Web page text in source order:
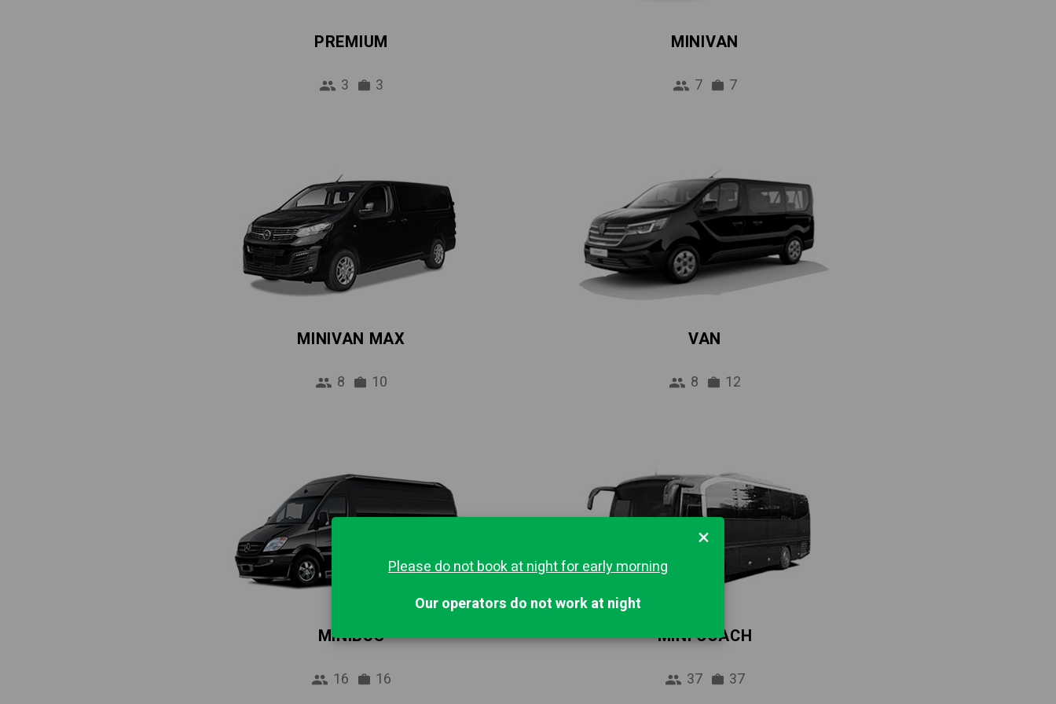
PREMIUM
3 3
MINIVAN
7 7
MINIVAN MAX
8 10
VAN
8 12
MINIBUS
16 16
MINI COACH
37 37
×
Please do not book at night for early morning
Our operators do not work at night